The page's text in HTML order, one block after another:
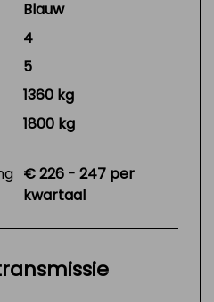
Blauw
4
5
1360 kg
1800 kg
€ 226 - 247 per
kwartaal